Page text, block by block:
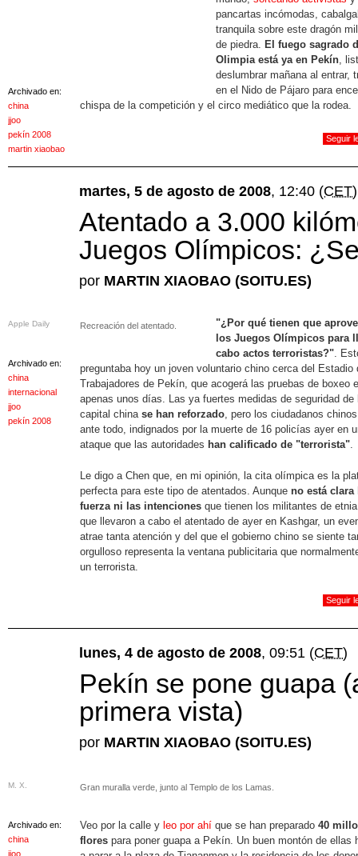
Archivado en:
china
jjoo
pekín 2008
martin xiaobao
pancartas incómodas,
tranquila sobre este dragón
de piedra. El fuego sagrado
Olimpia está ya en Pekín,
deslumbrar mañana al entrar,
en el Nido de Pájaro para
chispa de la competición y el circo mediático que la rodea.
Seguir
martes, 5 de agosto de 2008, 12:40 (CET)
Atentado a 3.000
Juegos Olímpicos:
por MARTIN XIAOBAO (SOITU.ES)
Apple Daily Recreación del atentado.
Archivado en:
china
internacional
jjoo
pekín 2008
"¿Por qué tienen que
los Juegos Olímpicos para
cabo actos terroristas?".
preguntaba hoy un joven voluntario chino cerca del Estadio
Trabajadores de Pekín, que acogerá las pruebas de boxeo
apenas unos días. Las ya fuertes medidas de seguridad de
capital china se han reforzado, pero los ciudadanos
ante todo, indignados por la muerte de 16 policías ayer en
ataque que las autoridades han calificado de "terrorista".
Le digo a Chen que, en mi opinión, la cita olímpica es la
perfecta para este tipo de atentados. Aunque no está clara
fuerza ni las intenciones que tienen los militantes de
que llevaron a cabo el atentado de ayer en Kashgar, un
atrae tanta atención y del que el gobierno chino se siente
orgulloso representa la ventana publicitaria que
un terrorista.
Seguir
lunes, 4 de agosto de 2008, 09:51 (CET)
Pekín se pone guapa
primera vista)
por MARTIN XIAOBAO (SOITU.ES)
M. X. Gran muralla verde, junto al Templo de los Lamas.
Archivado en:
china
jjoo
Veo por la calle y leo por ahí que se han preparado 40
flores para poner guapa a Pekín. Un buen montón de ellas